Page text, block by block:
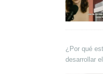
¿Por qué
desarrollar